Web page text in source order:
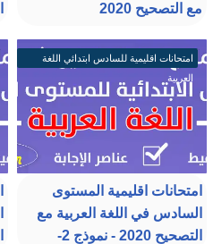
مع التصحيح 2020
امتحانات اقليمية للسادس ابتدائي اللغة
العربية
امتحانات اقليمية المستوى
السادس في اللغة العربية مع
التصحيح 2020 - نموذج 2-